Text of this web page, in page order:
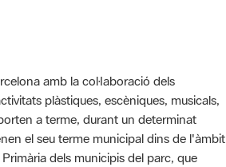
amb la col·laboració dels
plàstiques, escèniques, musicals,
a terme, durant un determinat
el seu terme municipal dins de l'àmbit
dels municipis del parc, que